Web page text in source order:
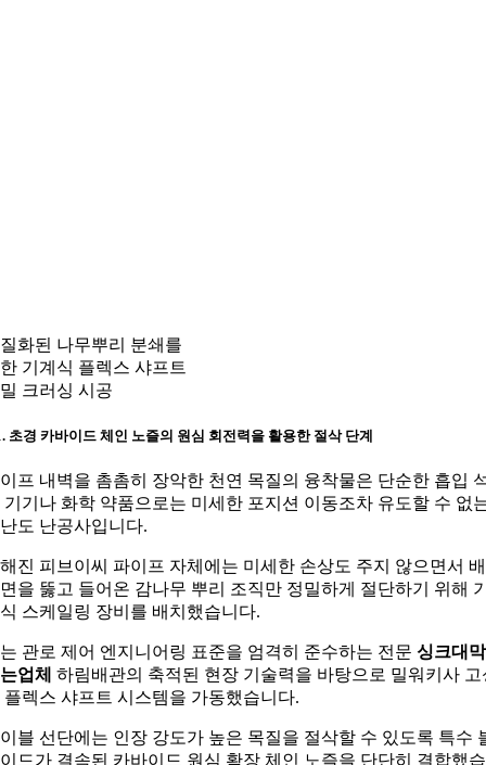
화된 나무뿌리 분쇄를
기계식 플렉스 샤프트
크러싱 시공
초경 카바이드 체인 노즐의 원심 회전력을 활용한 절삭 단계
프 내벽을 촘촘히 장악한 천연 목질의 융착물은 단순한 흡입
기기나 화학 약품으로는 미세한 포지션 이동조차 유도할 수 없
도 난공사입니다.
진 피브이씨 파이프 자체에는 미세한 손상도 주지 않으면서
을 뚫고 들어온 감나무 뿌리 조직만 정밀하게 절단하기 위해
스케일링 장비를 배치했습니다.
관로 제어 엔지니어링 표준을 엄격히 준수하는 전문 싱크대
업체 하림배관의 축적된 현장 기술력을 바탕으로 밀워키사 고
플렉스 샤프트 시스템을 가동했습니다.
블 선단에는 인장 강도가 높은 목질을 절삭할 수 있도록 특수
드가 결속된 카바이드 원심 확장 체인 노즐을 단단히 결합했